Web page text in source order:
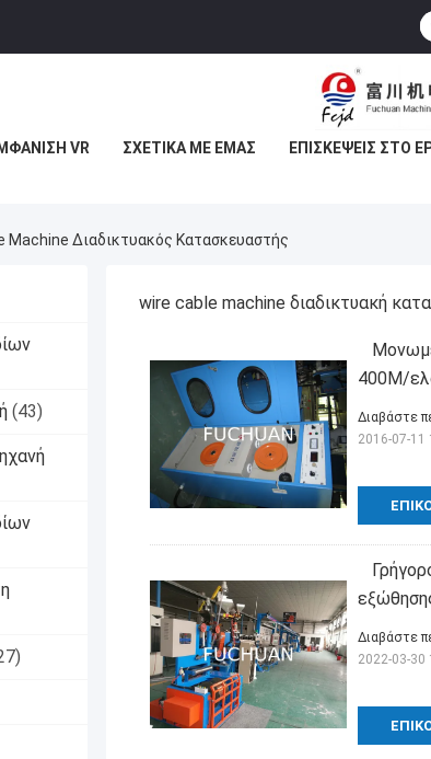
VR ΣΧΕΤΙΚΆ ΜΕ ΕΜΆΣ ΕΠΙΣΚΈΨΕΙΣ ΣΤΟ
Machine Διαδικτυακός Κατασκευαστής
(43)
wire cable machine διαδικτυακή
400M/
Διαβάστε
2016-07-11
Διαβάστε
2022-03-30